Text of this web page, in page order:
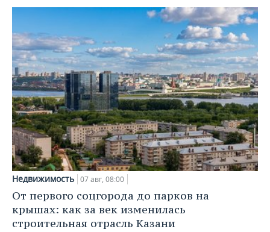
Недвижимость 07 авг, 08:00
От первого соцгорода до парков на
крышах: как за век изменилась
строительная отрасль Казани